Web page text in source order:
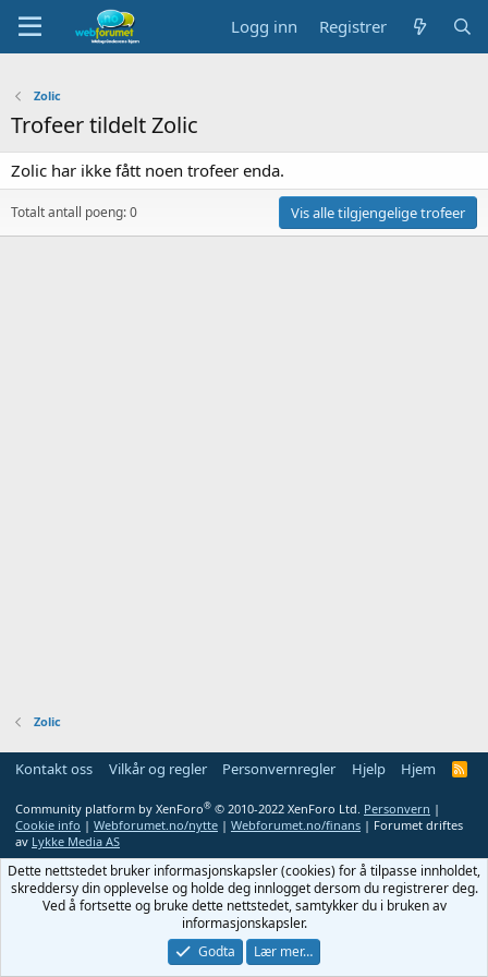
Logg inn Registrer
Zolic
Trofeer tildelt Zolic
Zolic har ikke fått noen trofeer enda.
Totalt antall poeng: 0 Vis alle tilgjengelige trofeer
Zolic
Kontakt oss Vilkår og regler Personvernregler Hjelp Hjem
R
Community platform by XenForo® © 2010-2022 XenForo Ltd. Personvern |
Cookie info | Webforumet.no/nytte | Webforumet.no/finans | Forumet driftes
av Lykke Media AS
Dette nettstedet bruker informasjonskapsler (cookies) for å tilpasse innholdet,
skreddersy din opplevelse og holde deg innlogget dersom du registrerer deg.
Ved å fortsette og bruke dette nettstedet, samtykker du i bruken av
informasjonskapsler.
Godta
Lær mer…